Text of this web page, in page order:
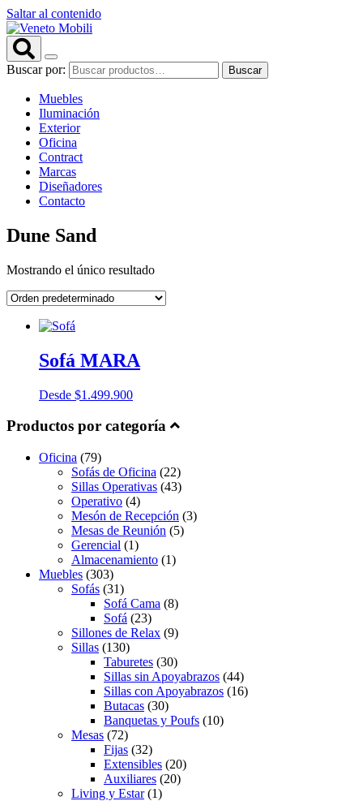
Saltar al contenido
Buscar por: Buscar
Muebles
Iluminación
Exterior
Oficina
Contract
Marcas
Diseñadores
Contacto
Dune Sand
Mostrando el único resultado
Sofá MARA
Desde $1.499.900
Productos por categoría
Oficina (79)
Sofás de Oficina (22)
Sillas Operativas (43)
Operativo (4)
Mesón de Recepción (3)
Mesas de Reunión (5)
Gerencial (1)
Almacenamiento (1)
Muebles (303)
Sofás (31)
Sofá Cama (8)
Sofá (23)
Sillones de Relax (9)
Sillas (130)
Taburetes (30)
Sillas sin Apoyabrazos (44)
Sillas con Apoyabrazos (16)
Butacas (30)
Banquetas y Poufs (10)
Mesas (72)
Fijas (32)
Extensibles (20)
Auxiliares (20)
Living y Estar(1)